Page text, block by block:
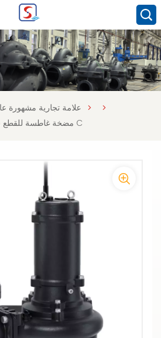
علامة تجارية مشهورة
مضخة غاطسة للقطع سلسلة C